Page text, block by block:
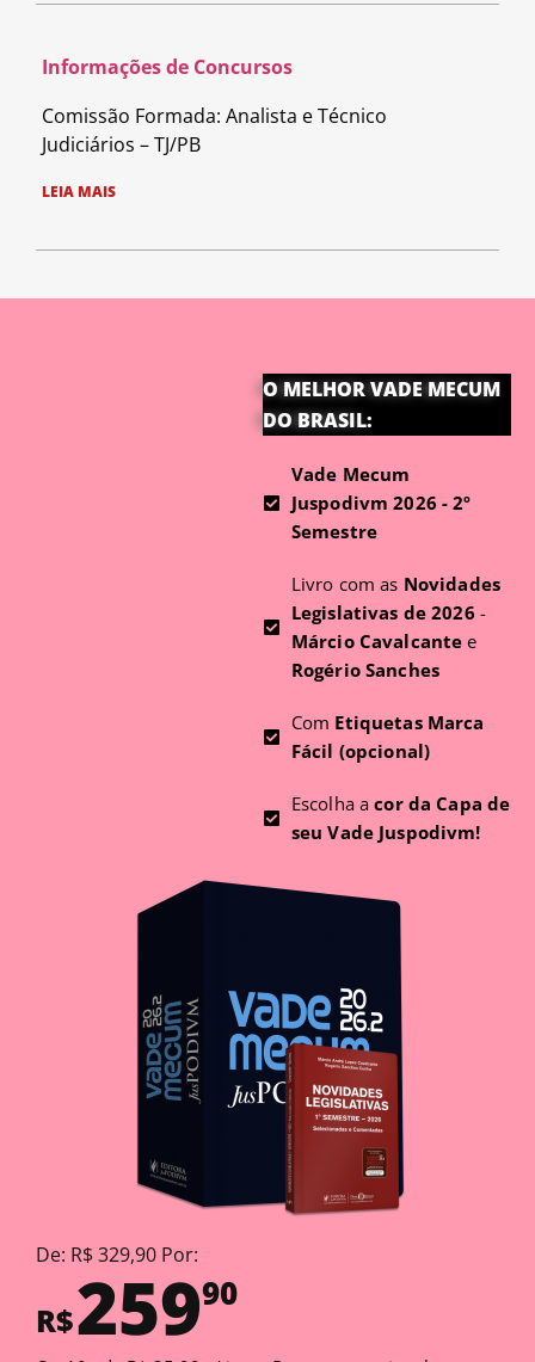
Informações de Concursos
Comissão Formada: Analista e Técnico
Judiciários – TJ/PB
LEIA MAIS
O MELHOR VADE MECUM
DO BRASIL:
Vade Mecum
Juspodivm 2026 - 2º
Semestre
Livro com as Novidades
Legislativas de 2026 -
Márcio Cavalcante e
Rogério Sanches
Com Etiquetas Marca
Fácil (opcional)
Escolha acor da Capa de
seu Vade Juspodivm!
De: R$ 329,90 Por:
R$25990